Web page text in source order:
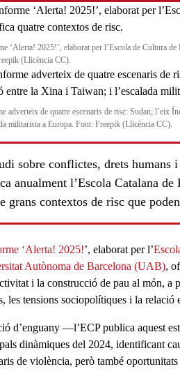
‘Alerta! 2025!’, elaborat per l’Escola de Cultura
(Llicència CC).
adverteix de quatre escenaris de risc: Sudan; l’eix
militarista a Europa. Font: Freepik (Llicència CC).
sobre conflictes, drets humans
anualment l’Escola Catalana
grans contextos de risc que
‘Alerta! 2025!’, elaborat per l’
Autònoma de Barcelona (UAB),
i la construcció de pau al món, a
les tensions sociopolítiques i la relació
d’enguany —l’ECP publica aquest
dinàmiques del 2024, identificant
de violència, però també